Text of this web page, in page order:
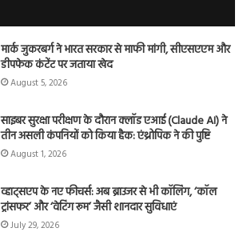
मार्क जुकरबर्ग ने भारत सरकार से माफी मांगी, सीएसएएम और
डीपफेक कंटेंट पर जताया खेद
August 5, 2026
साइबर सुरक्षा परीक्षण के दौरान क्लॉड एआई (Claude AI) ने
तीन असली कंपनियों को किया हैक: एंथ्रोपिक ने की पुष्टि
August 1, 2026
व्हाट्सएप के नए फीचर्स: अब ब्राउजर से भी कॉलिंग, ‘कॉल
ट्रांसफर’ और ‘वेटिंग रूम’ जैसी शानदार सुविधाएं
July 29, 2026